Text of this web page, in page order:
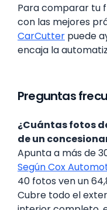
Para comparar tu
con las mejores
CarCutter puede
encaja la
Preguntas
¿Cuántas fotos
de un
Apunta a más de
Según Cox
40 fotos ven un
Cubre todo el